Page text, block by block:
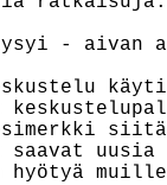
kysyi -
saavat uusia
hyötyä